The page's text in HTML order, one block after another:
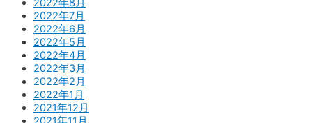
2022年8月
2022年7月
2022年6月
2022年5月
2022年4月
2022年3月
2022年2月
2022年1月
2021年12月